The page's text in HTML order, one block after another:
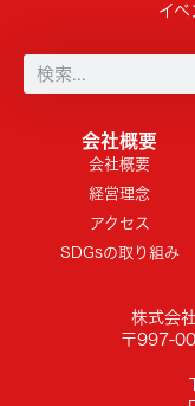
イベ
会社概要
会社概要
経営理念
アクセス
SDGsの取り組み
株式会
〒997-